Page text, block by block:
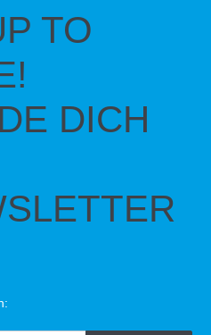
TO
DICH